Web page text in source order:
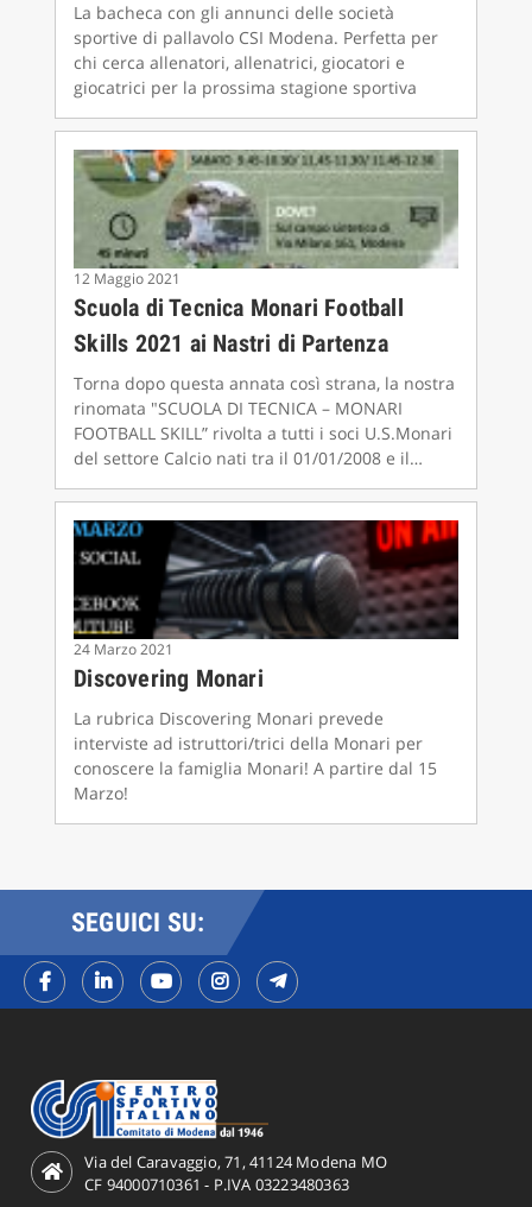
La bacheca con gli annunci delle società
sportive di pallavolo CSI Modena. Perfetta per
chi cerca allenatori, allenatrici, giocatori e
giocatrici per la prossima stagione sportiva
12 Maggio 2021
Scuola di Tecnica Monari Football
Skills 2021 ai Nastri di Partenza
Torna dopo questa annata così strana, la nostra
rinomata "SCUOLA DI TECNICA – MONARI
FOOTBALL SKILL” rivolta a tutti i soci U.S.Monari
del settore Calcio nati tra il 01/01/2008 e il
31/12/2014, ma anche ai loro amici, anche se
frequentano altre scuole calcio.
24 Marzo 2021
Discovering Monari
La rubrica Discovering Monari prevede
interviste ad istruttori/trici della Monari per
conoscere la famiglia Monari! A partire dal 15
Marzo!
SEGUICI SU:
Via del Caravaggio, 71, 41124 Modena MO
CF 94000710361 - P.IVA 03223480363